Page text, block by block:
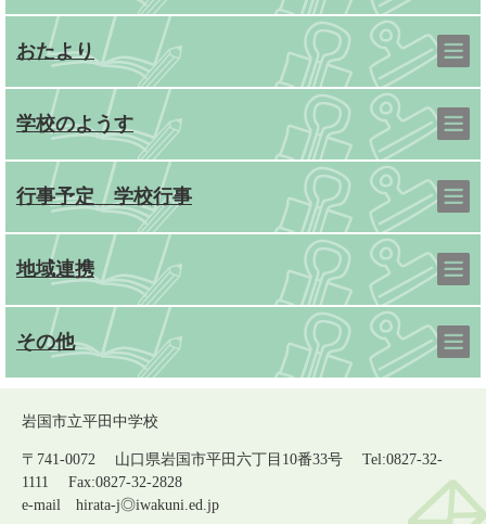
おたより
学校のようす
行事予定 学校行事
地域連携
その他
岩国市立平田中学校
〒741-0072 山口県岩国市平田六丁目10番33号 Tel:0827-32-
1111 Fax:0827-32-2828
e-mail hirata-j◎iwakuni.ed.jp